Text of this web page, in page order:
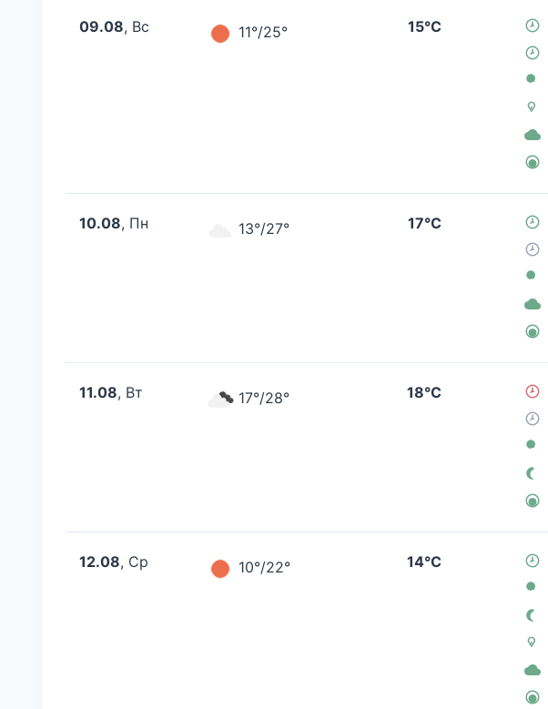
09.08, Вс 11°/25° 15°C
10.08, Пн 13°/27° 17°C
11.08, Вт 17°/28° 18°C
12.08, Ср 10°/22° 14°C